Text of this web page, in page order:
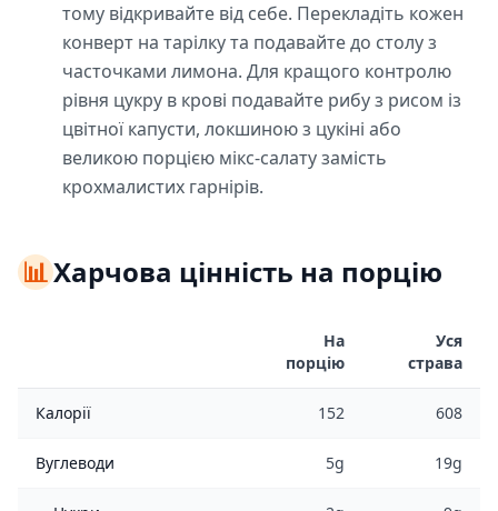
тому відкривайте від себе. Перекладіть кожен
конверт на тарілку та подавайте до столу з
часточками лимона. Для кращого контролю
рівня цукру в крові подавайте рибу з рисом із
цвітної капусти, локшиною з цукіні або
великою порцією мікс-салату замість
крохмалистих гарнірів.
📊Харчова цінність на порцію
На
порцію
Уся
страва
Калорії 152 608
Вуглеводи 5g 19g